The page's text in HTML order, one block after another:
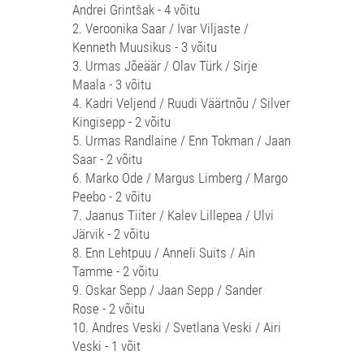
Andrei Grintšak - 4 võitu
2. Veroonika Saar / Ivar Viljaste /
Kenneth Muusikus - 3 võitu
3. Urmas Jõeäär / Olav Türk / Sirje
Maala - 3 võitu
4. Kadri Veljend / Ruudi Väärtnõu / Silver
Kingisepp - 2 võitu
5. Urmas Randlaine / Enn Tokman / Jaan
Saar - 2 võitu
6. Marko Ode / Margus Limberg / Margo
Peebo - 2 võitu
7. Jaanus Tiiter / Kalev Lillepea / Ulvi
Järvik - 2 võitu
8. Enn Lehtpuu / Anneli Suits / Ain
Tamme - 2 võitu
9. Oskar Sepp / Jaan Sepp / Sander
Rose - 2 võitu
10. Andres Veski / Svetlana Veski / Airi
Veski - 1 võit